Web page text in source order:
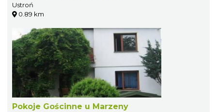
Ustroń
0.89 km
Pokoje Gościnne u Marzeny